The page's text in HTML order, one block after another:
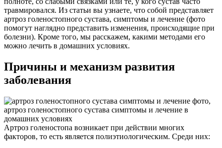
травмировался. Из статьи вы узнаете, что собой представляет
артроз голеностопного сустава, симптомы и лечение (фото
помогут наглядно представить изменения, происходящие при
болезни). Кроме того, мы расскажем, какими методами его
можно лечить в домашних условиях.
Причины и механизм развития
заболевания
Артроз голеностопа возникает при действии многих
факторов, то есть является полиэтиологическим. Среди них: